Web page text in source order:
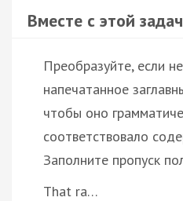
Вместе с этой
Преобразуйте, если
напечатанное
чтобы оно
соответствовало
Заполните пропуск
That ra…